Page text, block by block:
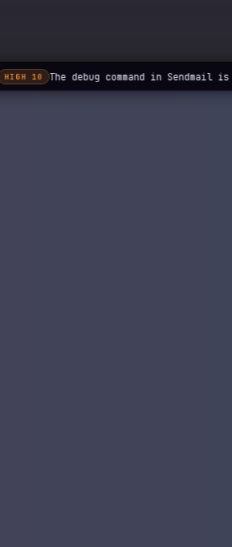
HIGH 10 The debug command in Sendmail